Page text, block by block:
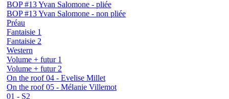
BOP #13 Yvan Salomone - pliée
BOP #13 Yvan Salomone - non pliée
Préau
Fantaisie 1
Fantaisie 2
Western
Volume + futur 1
Volume + futur 2
On the roof 04 - Evelise Millet
On the roof 05 - Mélanie Villemot
01 - S2